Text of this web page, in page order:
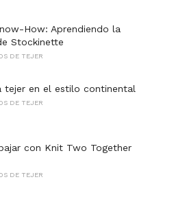
How: Aprendiendo la
Stockinette
DE TEJER
tejer en el estilo continental
DE TEJER
con Knit Two Together
DE TEJER